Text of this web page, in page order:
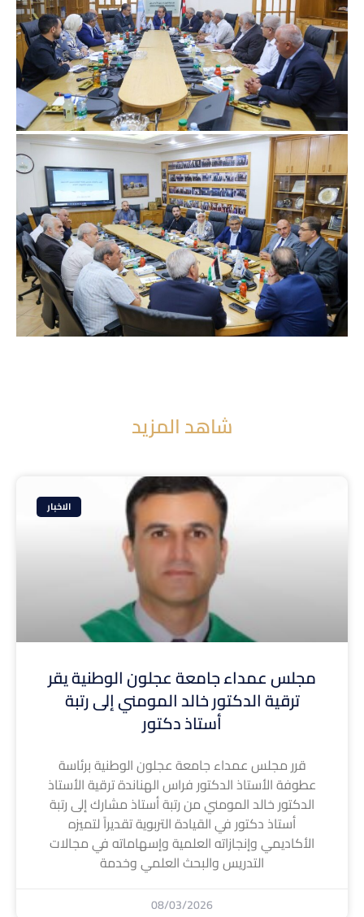
شاهد المزيد
الاخبار
مجلس عمداء جامعة عجلون الوطنية يقر
ترقية الدكتور خالد المومني إلى رتبة
أستاذ دكتور
قرر مجلس عمداء جامعة عجلون الوطنية برئاسة
عطوفة الأستاذ الدكتور فراس الهناندة ترقية الأستاذ
الدكتور خالد المومني من رتبة أستاذ مشارك إلى رتبة
أستاذ دكتور في القيادة التربوية تقديراً لتميزه
الأكاديمي وإنجازاته العلمية وإسهاماته في مجالات
التدريس والبحث العلمي وخدمة
08/03/2026